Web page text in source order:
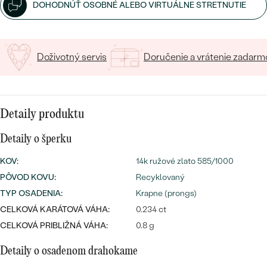
Najpredávanejšie
svadobné
obrúčky
PREZRIEŤ
PODĽA MATERIÁLU
ZLATO
PLATINA
S DRAHOKAMAMI
S LAB GROWN DIAMANTMI
PODĽA ŠTÝLU
PERSONALIZOVANÉ
SYMBOLICKÉ
MINIMALISTICKÉ
PODĽA PRÍLEŽITOSTI
PODĽA FARBY
CENOVO DOSTUPNÉ
LUXUSNÉ
LUXUSNÉ
DOHODNÚŤ OSOBNÉ ALEBO VIRTUÁLNE STRETNUTIE
Doživotný servis Doručenie a vrátenie
Detaily produktu
Detaily o šperku
KOV:
14k ružové zlato 585/1000
PÔVOD KOVU:
Recyklovaný
TYP OSADENIA:
Krapne (prongs)
CELKOVÁ KARÁTOVÁ VÁHA:
0.234 ct
CELKOVÁ PRIBLIŽNÁ VÁHA:
0.8 g
Detaily o osadenom drahokame